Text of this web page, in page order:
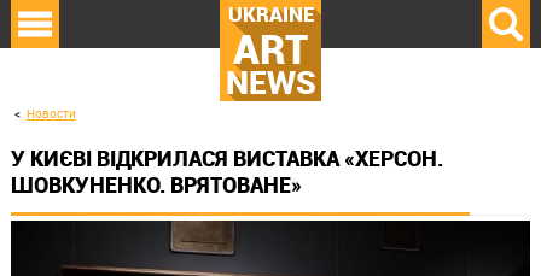
UKRAINE
ART
NEWS
Новости
У КИЄВІ ВІДКРИЛАСЯ ВИСТАВКА «ХЕРСОН.
ШОВКУНЕНКО. ВРЯТОВАНЕ»